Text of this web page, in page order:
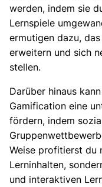
werden, indem sie
Lernspiele
ermutigen dazu,
erweitern und sich
stellen.
Darüber hinaus
Gamification eine
fördern, indem
Weise profitierst du
Lerninhalten,
und interaktiven